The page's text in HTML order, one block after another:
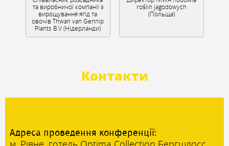
та виробничої компанії з
вирощування ягід та
овочів Thwan van Gennip
Plants B.V (Нідерланди)
roślin jagodowych
(Польща)
Контакти
Адреса проведення конференції: